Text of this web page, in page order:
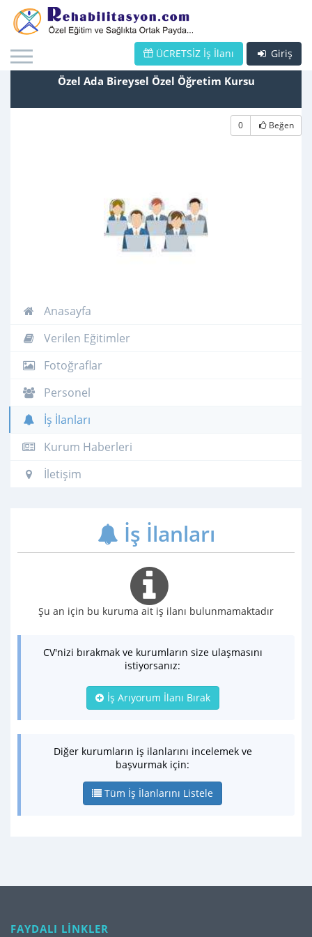
Giriş
ÜCRETSİZ İş İlanı
Özel Ada Bireysel Özel Öğretim Kursu
0 Beğen
Anasayfa
Verilen Eğitimler
Fotoğraflar
Personel
İş İlanları
Kurum Haberleri
İletişim
İş İlanları
Şu an için bu kuruma ait iş ilanı bulunmamaktadır
CV'nizi bırakmak ve kurumların size ulaşmasını
istiyorsanız:
İş Arıyorum İlanı Bırak
Diğer kurumların iş ilanlarını incelemek ve
başvurmak için:
Tüm İş İlanlarını Listele
FAYDALI LİNKLER